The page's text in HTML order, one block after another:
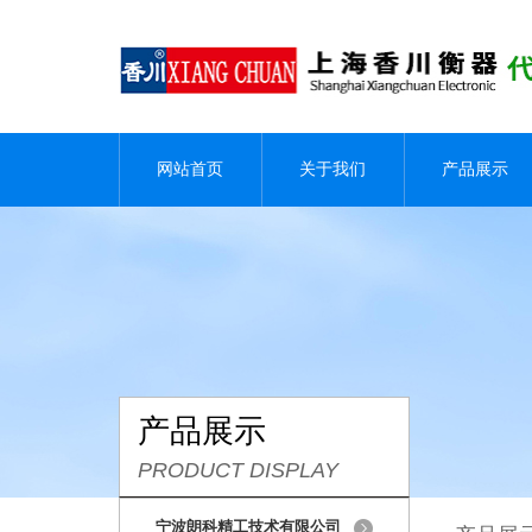
网站首页 关于我们 产品展示
产品展示
PRODUCT DISPLAY
宁波朗科精工技术有限公司